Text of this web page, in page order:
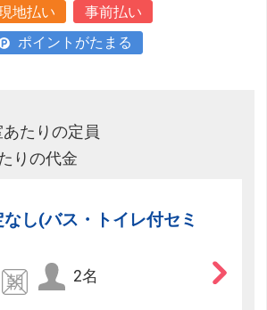
地払い
事前払い
ポイントがたまる
たりの定員
りの代金
し(バス・トイレ付セミ
2名